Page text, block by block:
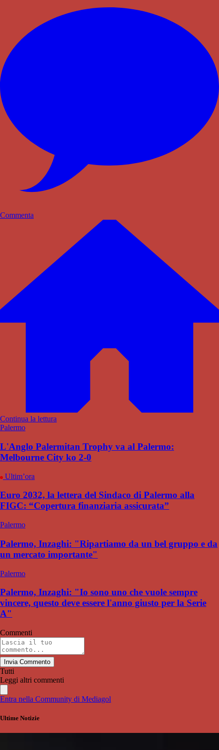
Commenta
Continua la lettura
Palermo
L'Anglo Palermitan Trophy va al Palermo:
Melbourne City ko 2-0
Ultim’ora
Euro 2032, la lettera del Sindaco di Palermo alla
FIGC: “Copertura finanziaria assicurata”
Palermo
Palermo, Inzaghi: "Ripartiamo da un bel gruppo e da
un mercato importante"
Palermo
Palermo, Inzaghi: "Io sono uno che vuole sempre
vincere, questo deve essere l'anno giusto per la Serie
A"
Commenti
Invia Commento
Tutti
Leggi altri commenti
Entra nella Community di Mediagol
Ultime Notizie